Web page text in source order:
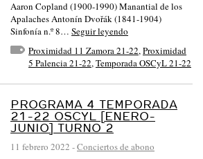
Aaron Copland (1900-1990) Manantial de los
Apalaches Antonín Dvořák (1841-1904)
Sinfonía n.º 8… Seguir leyendo
Proximidad 11 Zamora 21-22,Proximidad
5 Palencia 21-22,Temporada OSCyL 21-22
PROGRAMA 4 TEMPORADA
21-22 OSCYL [ENERO-
JUNIO] TURNO 2
11 febrero 2022 -Conciertos de abono